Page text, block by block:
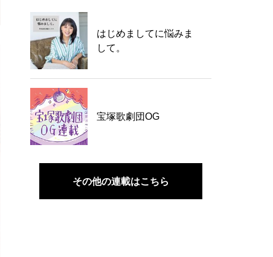
はじめましてに悩みま
して。
宝塚歌劇団OG
その他の連載はこちら